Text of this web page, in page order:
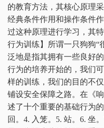
的教育方法，其核心原理
经典条件作用和操作条件
过这种原理进行学习，其
行为训练】所谓一只狗狗“
泛地是指其拥有一些良好
行为的培养开始的，我们
样的训练，我们的目的不
铺设安全保障之路。在《
述了十个重要的基础行为
回。4. 入笼。5. 站。6. 坐